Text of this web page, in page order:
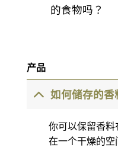
的食物吗？
产品
如何储存的香
你可以保留香料
在一个干燥的空